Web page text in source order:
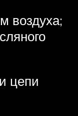
воздуха;
цепи